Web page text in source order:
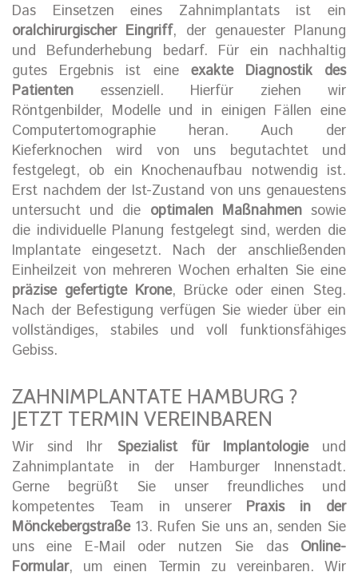
Das Einsetzen eines Zahnimplantats ist ein
oralchirurgischer Eingriff, der genauester Planung
und Befunderhebung bedarf. Für ein nachhaltig
gutes Ergebnis ist eine exakte Diagnostik des
Patienten essenziell. Hierfür ziehen wir
Röntgenbilder, Modelle und in einigen Fällen eine
Computertomographie heran. Auch der
Kieferknochen wird von uns begutachtet und
festgelegt, ob ein Knochenaufbau notwendig ist.
Erst nachdem der Ist-Zustand von uns genauestens
untersucht und die optimalen Maßnahmensowie
die individuelle Planung festgelegt sind, werden die
Implantate eingesetzt. Nach der anschließenden
Einheilzeit von mehreren Wochen erhalten Sie eine
präzise gefertigte Krone, Brücke oder einen Steg.
Nach der Befestigung verfügen Sie wieder über ein
vollständiges, stabiles und voll funktionsfähiges
Gebiss.
ZAHNIMPLANTATE HAMBURG ?
JETZT TERMIN VEREINBAREN
Wir sind Ihr Spezialist für Implantologieund
Zahnimplantate in der Hamburger Innenstadt.
Gerne begrüßt Sie unser freundliches und
kompetentes Team in unserer Praxis in der
Mönckebergstraße13. Rufen Sie uns an, senden Sie
uns eine E-Mail oder nutzen Sie das Online-
Formular, um einen Termin zu vereinbaren. Wir